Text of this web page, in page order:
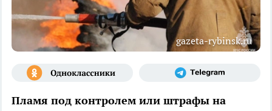
gazeta-rybinsk.ru
Пламя под контролем или штрафы на